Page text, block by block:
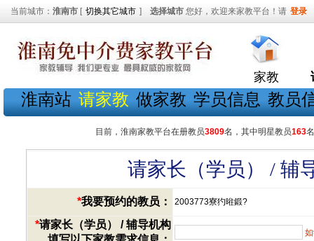
当前城市： 淮南市 [ 切换其它城市 ] 选择城市 您好，欢迎来家教平台！请 登录
家教
淮南站 请家教 做家教 学员信息 教员
目前，淮南家教平台在册教员3809名，其中明星教员163
请家长（学员） / 辅
*我要预约的教员： 2003773寮犳暀鍛?
*请家长（学员） / 辅导机构